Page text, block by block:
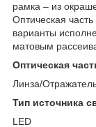
рамка – из
Оптическая
варианты
матовым
Оптическая
Линза/
Тип источника
LED